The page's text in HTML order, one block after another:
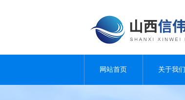
网站首页 关于我们